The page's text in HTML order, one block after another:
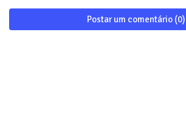
Postar um comentário (0)